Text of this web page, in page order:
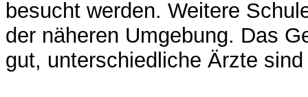
besucht werden. Weitere
der näheren Umgebung. Das
gut, unterschiedliche Ärzte